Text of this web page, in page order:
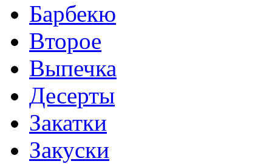
Барбекю
Второе
Выпечка
Десерты
Закатки
Закуски